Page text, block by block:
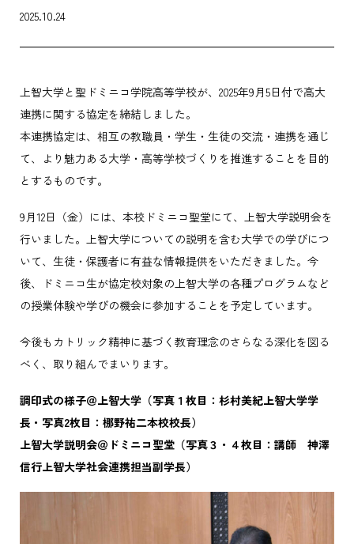
2025.10.24
上智大学と聖ドミニコ学院高等学校が、2025年9月5日付で高大
連携に関する協定を締結しました。
本連携協定は、相互の教職員・学生・生徒の交流・連携を通じ
て、より魅力ある大学・高等学校づくりを推進することを目的
とするものです。
9月12日（金）には、本校ドミニコ聖堂にて、上智大学説明会を
行いました。上智大学についての説明を含む大学での学びにつ
いて、生徒・保護者に有益な情報提供をいただきました。今
後、ドミニコ生が協定校対象の上智大学の各種プログラムなど
の授業体験や学びの機会に参加することを予定しています。
今後もカトリック精神に基づく教育理念のさらなる深化を図る
べく、取り組んでまいります。
調印式の様子＠上智大学（写真１枚目： 杉村美紀上智大学学
長 ・写真2枚目：梛野祐二本校校長）
上智大学説明会＠ドミニコ聖堂（写真３・４枚目：講師 神澤
信行上智大学社会連携担当副学長）